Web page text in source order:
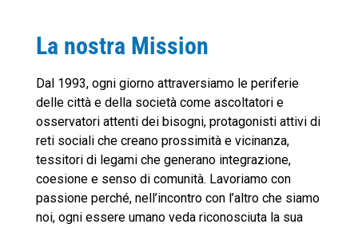
La nostra Mission
Dal 1993, ogni giorno attraversiamo le periferie
delle città e della società come ascoltatori e
osservatori attenti dei bisogni, protagonisti attivi di
reti sociali che creano prossimità e vicinanza,
tessitori di legami che generano integrazione,
coesione e senso di comunità. Lavoriamo con
passione perché, nell’incontro con l’altro che siamo
noi, ogni essere umano veda riconosciuta la sua